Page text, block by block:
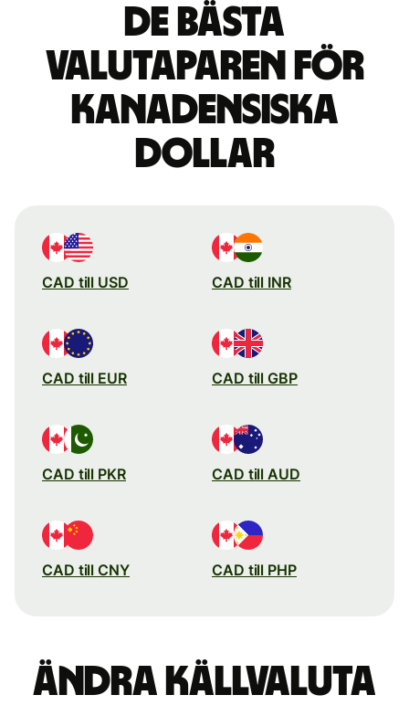
De bästa
valutaparen för
kanadensiska
dollar
CAD till USD CAD till INR
CAD till EUR CAD till GBP
CAD till PKR CAD till AUD
CAD till CNY CAD till PHP
Ändra källvaluta